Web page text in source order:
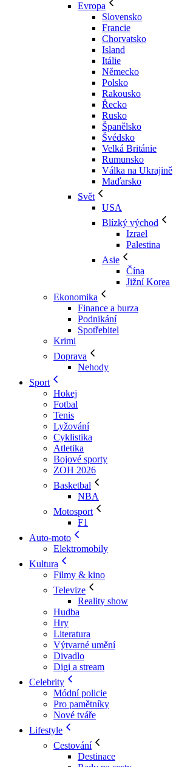
Evropa
Slovensko
Francie
Chorvatsko
Island
Itálie
Německo
Polsko
Rakousko
Řecko
Rusko
Španělsko
Švédsko
Velká Británie
Rumunsko
Válka na Ukrajině
Maďarsko
Svět
USA
Blízký východ
Izrael
Palestina
Asie
Čína
Jižní Korea
Ekonomika
Finance a burza
Podnikání
Spotřebitel
Krimi
Doprava
Nehody
Sport
Hokej
Fotbal
Tenis
Lyžování
Cyklistika
Atletika
Bojové sporty
ZOH 2026
Basketbal
NBA
Motosport
F1
Auto-moto
Elektromobily
Kultura
Filmy & kino
Televize
Reality show
Hudba
Hry
Literatura
Výtvarné umění
Divadlo
Digi a stream
Celebrity
Módní policie
Pro pamětníky
Nové tváře
Lifestyle
Cestování
Destinace